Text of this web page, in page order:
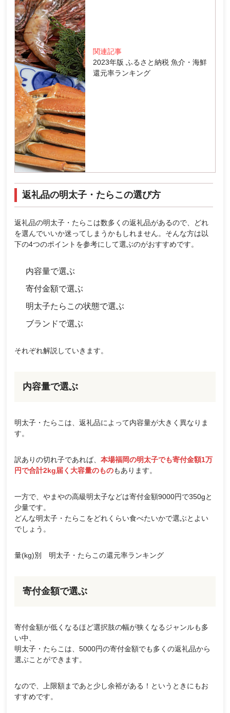
関連記事
2023年版 ふるさと納税 魚介・海鮮
還元率ランキング
返礼品の明太子・たらこの選び方
返礼品の明太子・たらこは数多くの返礼品があるので、どれ
を選んでいいか迷ってしまうかもしれません。そんな方は以
下の4つのポイントを参考にして選ぶのがおすすめです。
内容量で選ぶ
寄付金額で選ぶ
明太子たらこの状態で選ぶ
ブランドで選ぶ
それぞれ解説していきます。
内容量で選ぶ
明太子・たらこは、返礼品によって内容量が大きく異なりま
す。
訳ありの切れ子であれば、本場福岡の明太子でも寄付金額1万
円で合計2kg届く大容量のものもあります。
一方で、やまやの高級明太子などは寄付金額9000円で350gと
少量です。
どんな明太子・たらこをどれくらい食べたいかで選ぶとよい
でしょう。
量(kg)別 明太子・たらこの還元率ランキング
寄付金額で選ぶ
寄付金額が低くなるほど選択肢の幅が狭くなるジャンルも多
い中、
明太子・たらこは、5000円の寄付金額でも多くの返礼品から
選ぶことができます。
なので、上限額まであと少し余裕がある！というときにもお
すすめです。